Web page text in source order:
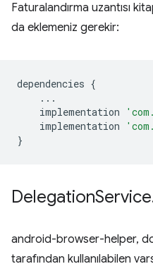
Faturalandırma uzantısı
da eklemeniz gerekir:
dependencies {
...
implementation
implementation
}
DelegationService
android-browser-helper,
tarafından kullanılabilen